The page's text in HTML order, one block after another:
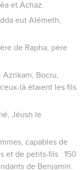
et Achaz.
eut Alémeth,
de Rapha, père
Bocru,
là étaient les fils
Jéush le
capables de
et de petits-fils : 150
de Benjamin.